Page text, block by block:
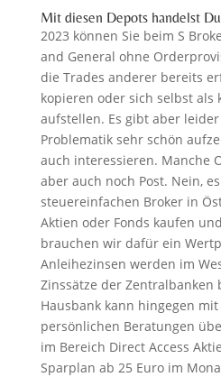
Mit diesen Depots handelst
2023 können Sie beim S
and General ohne
die Trades anderer bereits
kopieren oder sich selbst als
aufstellen. Es gibt aber
Problematik sehr schön
auch interessieren. Manche
aber auch noch Post. Nein,
steuereinfachen Broker in
Aktien oder Fonds kaufen
brauchen wir dafür ein
Anleihezinsen werden im
Zinssätze der Zentralbanken
Hausbank kann hingegen
persönlichen Beratungen
im Bereich Direct Access
Sparplan ab 25 Euro im